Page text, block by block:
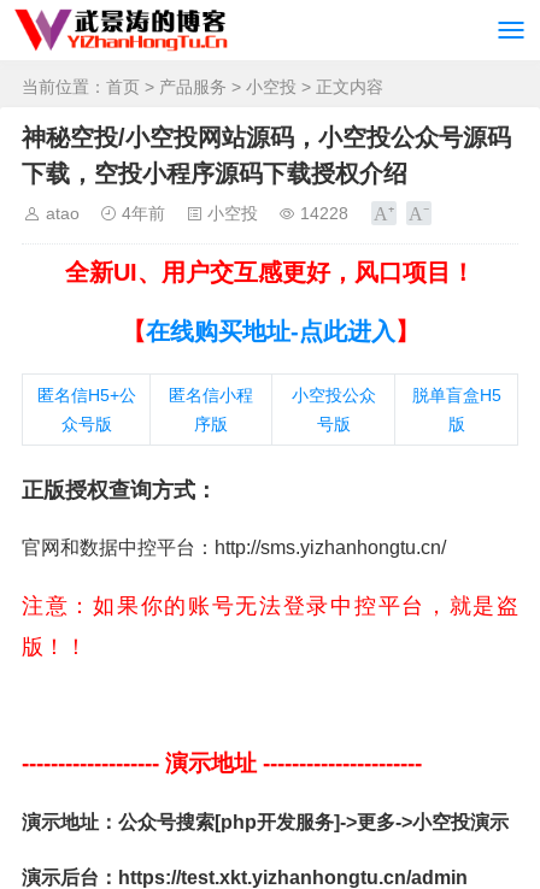
当前位置： 首页 > 产品服务 > 小空投 > 正文内容
神秘空投/小空投网站源码，小空投公众号源码
下载，空投小程序源码下载授权介绍
atao 4年前 小空投 14228
全新UI、用户交互感更好，风口项目！
【在线购买地址-点此进入 】
匿名信H5+公
众号版
匿名信小程
序版
小空投公众
号版
脱单盲盒H5
版
正版授权查询方式：
官网和数据中控平台：http://sms.yizhanhongtu.cn/
注意：如果你的账号无法登录中控平台，就是盗
版！！
------------------- 演示地址 ----------------------
演示地址：公众号搜索[php开发服务]->更多->小空投演示
演示后台：https://test.xkt.yizhanhongtu.cn/admin